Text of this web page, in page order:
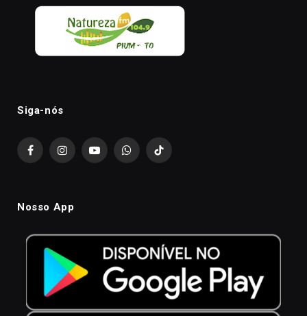
Siga-nós
FacebookInstagramYouTubeWhatsAppTikTok
Nosso App